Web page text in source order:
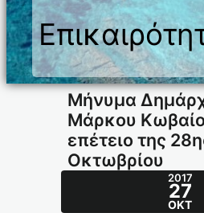
Μήνυμα
Μάρκου
επέτειο της
Οκτωβρίου
2017
27
ΟΚΤ